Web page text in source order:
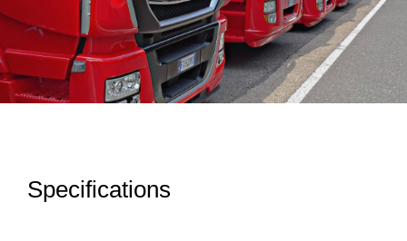
Specifications